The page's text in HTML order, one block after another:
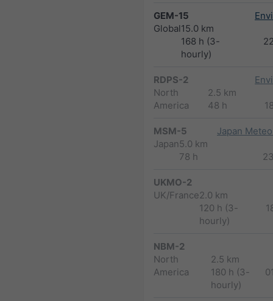
GEM-15
Global15.0 km
168 h (3-
hourly)
RDPS-2
North
America
2.5 km
48 h
MSM-5
Japan5.0 km
78 h
Japan
UKMO-2
UK/France2.0 km
120 h (3-
hourly)
NBM-2
North
America
2.5 km
180 h (3-
hourly)